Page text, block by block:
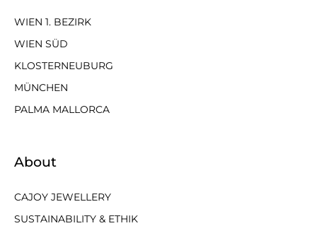
WIEN 1. BEZIRK
WIEN SÜD
KLOSTERNEUBURG
MÜNCHEN
PALMA MALLORCA
About
CAJOY JEWELLERY
SUSTAINABILITY & ETHIK